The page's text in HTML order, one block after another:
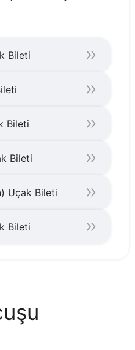
Bileti
Bileti
Bileti
Uçak Bileti
Bileti